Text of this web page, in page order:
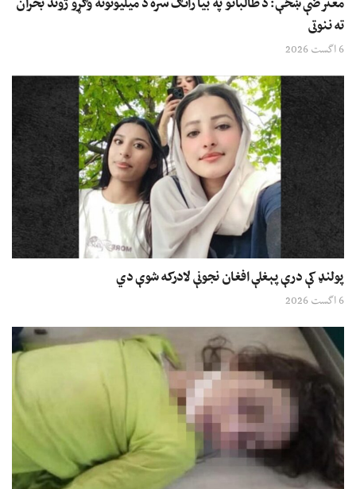
ته ننوتی
6 اگست 2026
پولنډ کې درې پېغلې افغان نجونې لادرکه شوې دي
6 اگست 2026